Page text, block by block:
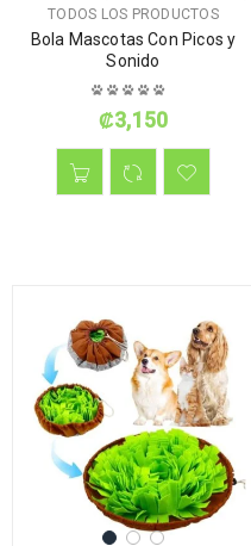
TODOS LOS PRODUCTOS
Bola Mascotas Con Picos y
Sonido
₡3,150